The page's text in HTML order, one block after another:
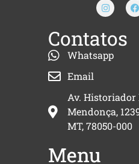
Contatos
Whatsapp
Email
Av. Historiador
Mendonça,
MT, 78050-000
Menu